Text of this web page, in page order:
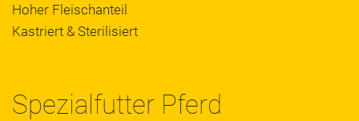
Hoher Fleischanteil
Kastriert & Sterilisiert
Spezialfutter Pferd